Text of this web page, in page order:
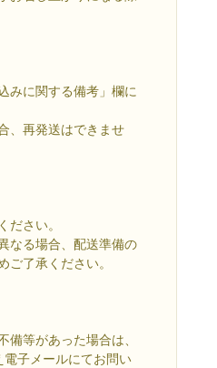
みに関する備考」欄に
、再発送はできませ
ださい。
なる場合、配送準備の
ご了承ください。
等があった場合は、
子メールにてお問い